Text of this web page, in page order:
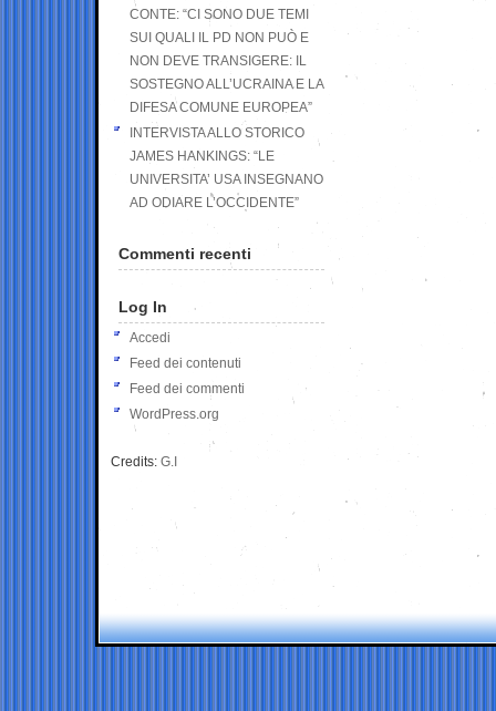
CONTE: “CI SONO DUE TEMI
SUI QUALI IL PD NON PUÒ E
NON DEVE TRANSIGERE: IL
SOSTEGNO ALL’UCRAINA E LA
DIFESA COMUNE EUROPEA”
INTERVISTA ALLO STORICO
JAMES HANKINGS: “LE
UNIVERSITA’ USA INSEGNANO
AD ODIARE L’OCCIDENTE”
Commenti recenti
Log In
Accedi
Feed dei contenuti
Feed dei commenti
WordPress.org
Credits: G.I